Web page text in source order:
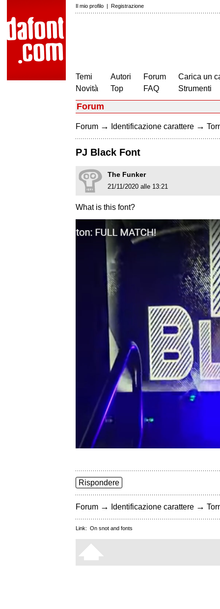
Il mio profilo | Registrazione
Temi
Novità
Autori
Top
Forum
FAQ
Carica un
Strumenti
Forum
Forum → Identificazione carattere →
PJ Black Font
The Funker
21/11/2020 alle 13:21
What is this font?
Rispondere
Forum → Identificazione carattere →
Link: On snot and fonts